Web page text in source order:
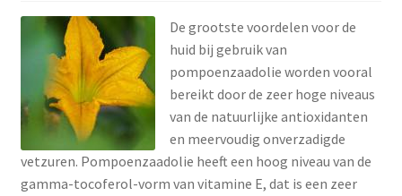
De grootste voordelen voor de
huid bij gebruik van
pompoenzaadolie worden vooral
bereikt door de zeer hoge niveaus
van de natuurlijke antioxidanten
en meervoudig onverzadigde
vetzuren. Pompoenzaadolie heeft een hoog niveau van de
gamma-tocoferol-vorm van vitamine E, dat is een zeer